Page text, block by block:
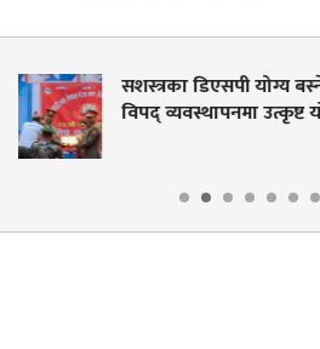
सुरक्षा र सशस्त्र